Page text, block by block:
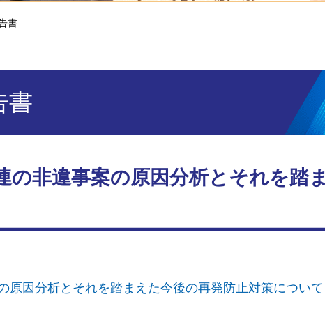
書
書
非違事案の原因分析とそれを踏ま
原因分析とそれを踏まえた今後の再発防止対策について